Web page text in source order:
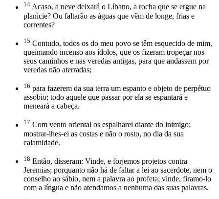
14 Acaso, a neve deixará o Líbano, a rocha que se ergue na
planície? Ou faltarão as águas que vêm de longe, frias e
correntes?
15 Contudo, todos os do meu povo se têm esquecido de mim,
queimando incenso aos ídolos, que os fizeram tropeçar nos
seus caminhos e nas veredas antigas, para que andassem por
veredas não aterradas;
16 para fazerem da sua terra um espanto e objeto de perpétuo
assobio; todo aquele que passar por ela se espantará e
meneará a cabeça.
17 Com vento oriental os espalharei diante do inimigo;
mostrar-lhes-ei as costas e não o rosto, no dia da sua
calamidade.
18 Então, disseram: Vinde, e forjemos projetos contra
Jeremias; porquanto não há de faltar a lei ao sacerdote, nem o
conselho ao sábio, nem a palavra ao profeta; vinde, firamo-lo
com a língua e não atendamos a nenhuma das suas palavras.